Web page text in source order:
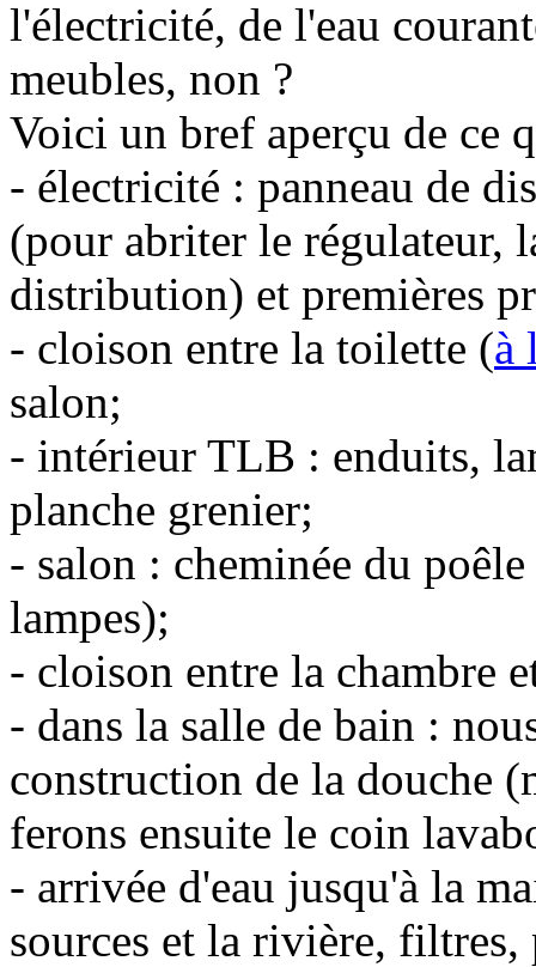
l'électricité, de l'eau
meubles, non ?
Voici un bref aperçu de ce
- électricité : panneau de
(pour abriter le régulateur,
distribution) et premières
- cloison entre la toilette (à
salon;
- intérieur TLB : enduits,
planche grenier;
- salon : cheminée du
lampes);
- cloison entre la chambre
- dans la salle de bain :
construction de la douche
ferons ensuite le coin
- arrivée d'eau jusqu'à la
sources et la rivière, filtres,